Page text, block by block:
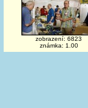
zobrazení: 6823
známka: 1.00